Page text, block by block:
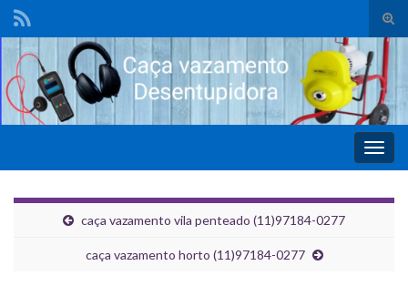
de
caça vazamento vila penteado (11)97184-0277
caça vazamento horto (11)97184-0277